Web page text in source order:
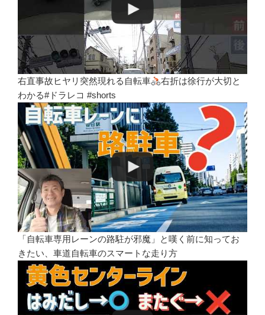
右直事故ヒヤリ突然現れる自転車
右折は徐行が大切と
わかる#ドラレコ #shorts
「自転車専用レーンの路駐が邪魔」と嘆く前に知ってお
きたい、車道自転車のスマートな走り方